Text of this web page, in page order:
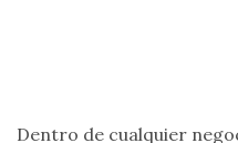
Dentro de cualquier